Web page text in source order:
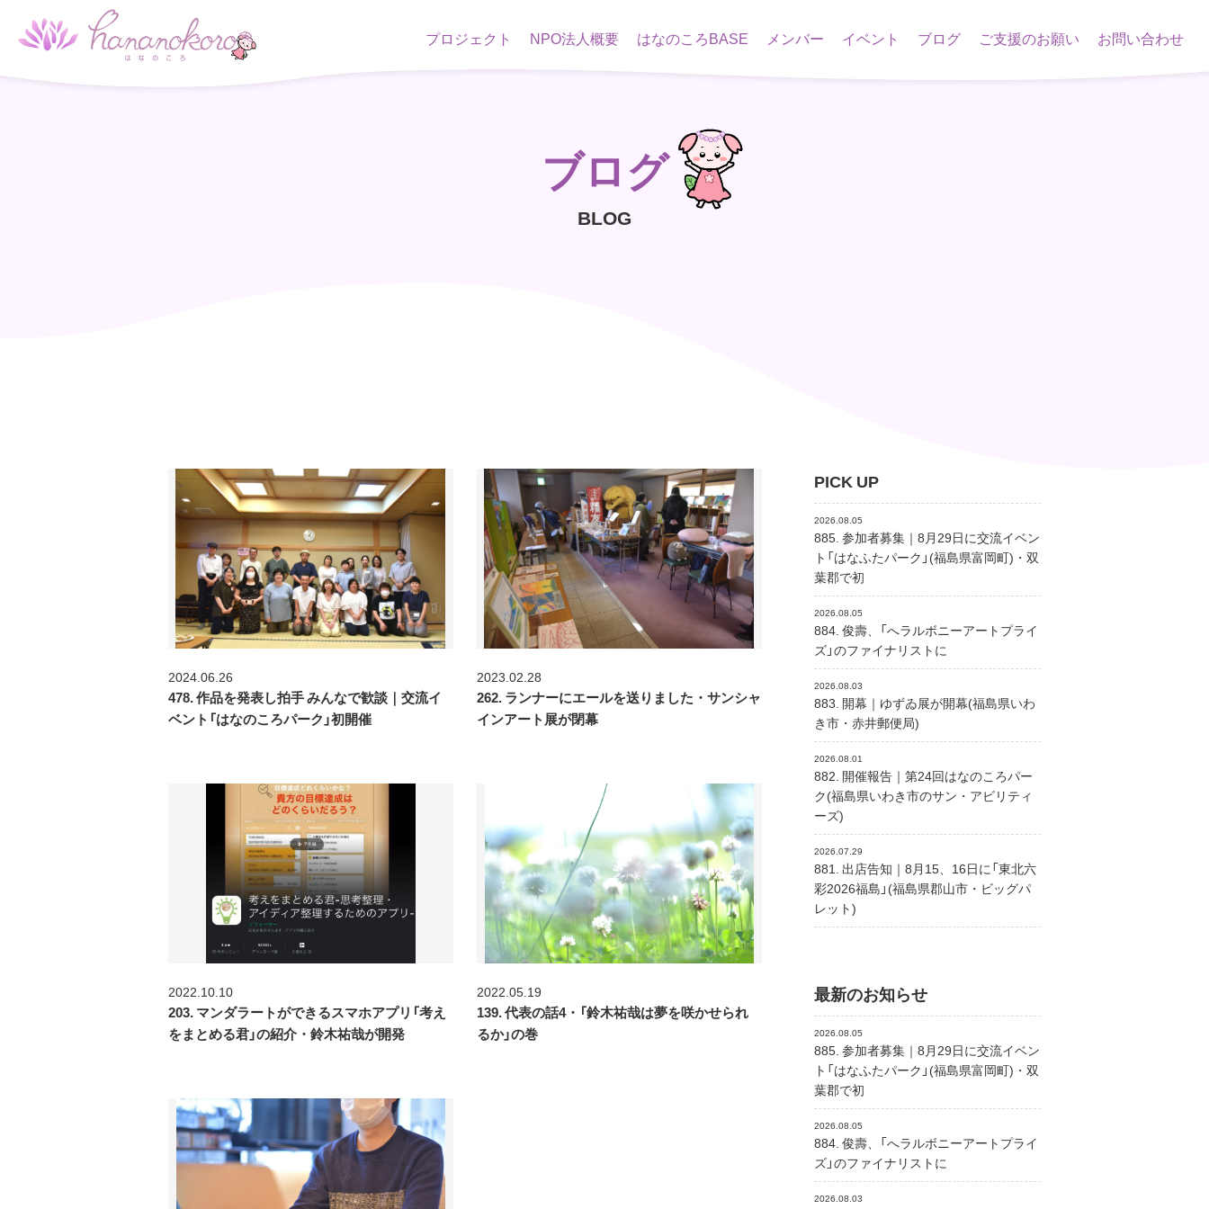
プロジェクト NPO法人概要 はなのころBASE メンバー イベント ブログ ご支援のお願い お問い合わせ
ブログ
BLOG
2024.06.26
478. 作品を発表し拍手 みんなで歓談｜交流イ
ベント「はなのころパーク」初開催
2023.02.28
262. ランナーにエールを送りました・サンシャ
インアート展が閉幕
2022.10.10
203. マンダラートができるスマホアプリ「考え
をまとめる君」の紹介・鈴木祐哉が開発
2022.05.19
139. 代表の話4・「鈴木祐哉は夢を咲かせられ
るか」の巻
PICK UP
2026.08.05
885. 参加者募集｜8月29日に交流イベン
ト「はなふたパーク」(福島県富岡町)・双
葉郡で初
2026.08.05
884. 俊壽、「へラルボニーアートプライ
ズ」のファイナリストに
2026.08.03
883. 開幕｜ゆずゐ展が開幕(福島県いわ
き市・赤井郵便局)
2026.08.01
882. 開催報告｜第24回はなのころパー
ク(福島県いわき市のサン・アビリティ
ーズ)
2026.07.29
881. 出店告知｜8月15、16日に「東北六
彩2026福島」(福島県郡山市・ビッグパ
レット)
最新のお知らせ
2026.08.05
885. 参加者募集｜8月29日に交流イベン
ト「はなふたパーク」(福島県富岡町)・双
葉郡で初
2026.08.05
884. 俊壽、「へラルボニーアートプライ
ズ」のファイナリストに
2026.08.03